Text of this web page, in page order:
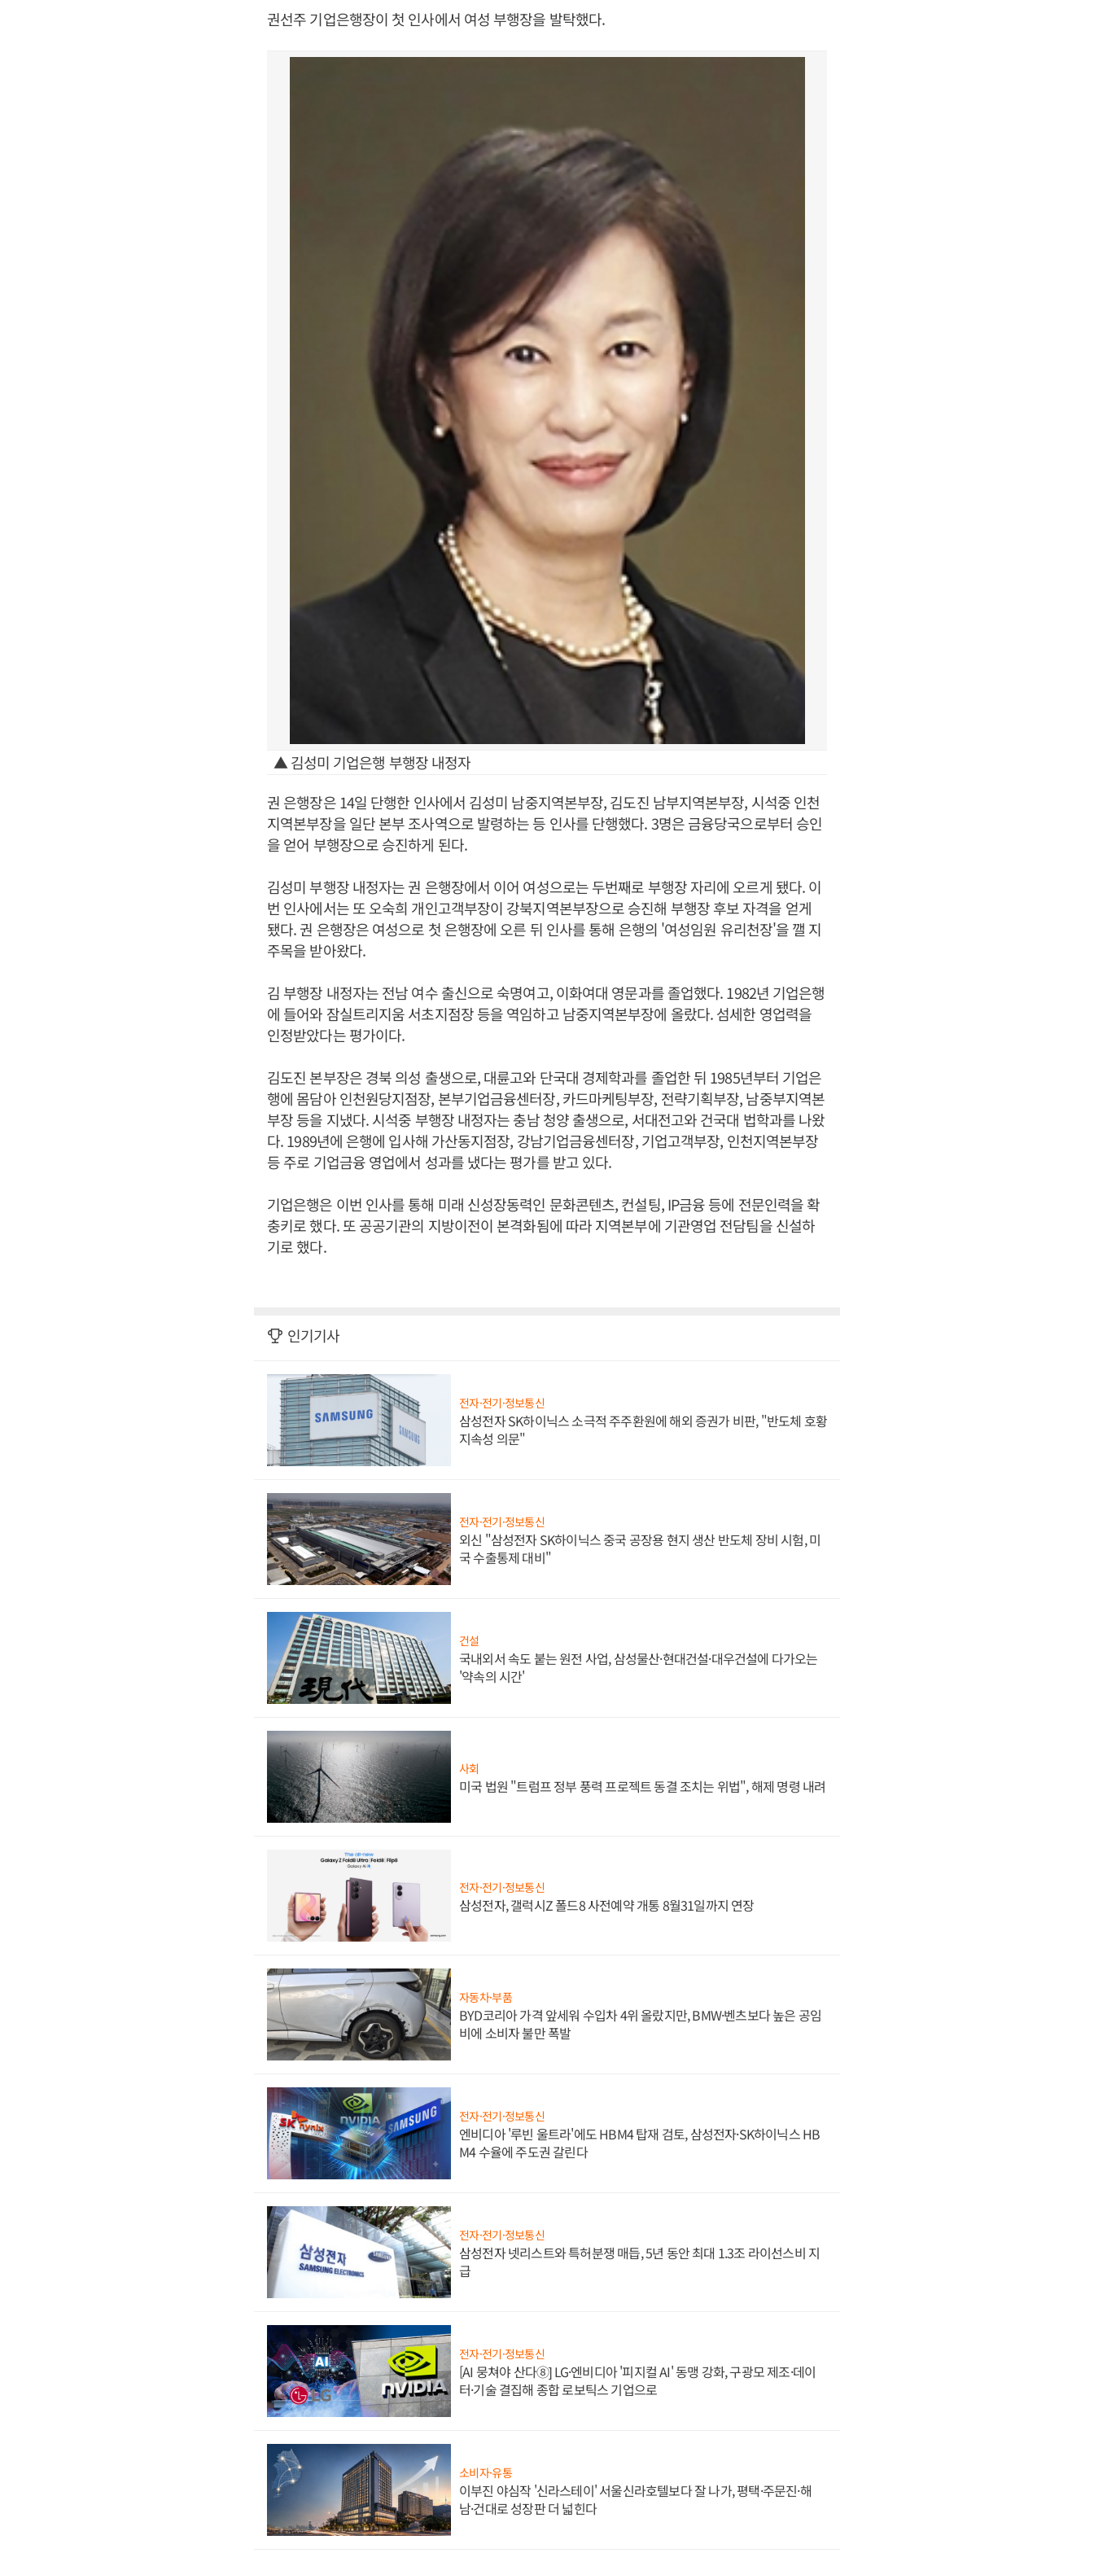
권선주 기업은행장이 첫 인사에서 여성 부행장을 발탁했다.
▲ 김성미 기업은행 부행장 내정자
권 은행장은 14일 단행한 인사에서 김성미 남중지역본부장, 김도진 남부지역본부장, 시석중 인천
지역본부장을 일단 본부 조사역으로 발령하는 등 인사를 단행했다. 3명은 금융당국으로부터 승인
을 얻어 부행장으로 승진하게 된다.
김성미 부행장 내정자는 권 은행장에서 이어 여성으로는 두번째로 부행장 자리에 오르게 됐다. 이
번 인사에서는 또 오숙희 개인고객부장이 강북지역본부장으로 승진해 부행장 후보 자격을 얻게
됐다. 권 은행장은 여성으로 첫 은행장에 오른 뒤 인사를 통해 은행의 '여성임원 유리천장'을 깰 지
주목을 받아왔다.
김 부행장 내정자는 전남 여수 출신으로 숙명여고, 이화여대 영문과를 졸업했다. 1982년 기업은행
에 들어와 잠실트리지움 서초지점장 등을 역임하고 남중지역본부장에 올랐다. 섬세한 영업력을
인정받았다는 평가이다.
김도진 본부장은 경북 의성 출생으로, 대륜고와 단국대 경제학과를 졸업한 뒤 1985년부터 기업은
행에 몸담아 인천원당지점장, 본부기업금융센터장, 카드마케팅부장, 전략기획부장, 남중부지역본
부장 등을 지냈다. 시석중 부행장 내정자는 충남 청양 출생으로, 서대전고와 건국대 법학과를 나왔
다. 1989년에 은행에 입사해 가산동지점장, 강남기업금융센터장, 기업고객부장, 인천지역본부장
등 주로 기업금융 영업에서 성과를 냈다는 평가를 받고 있다.
기업은행은 이번 인사를 통해 미래 신성장동력인 문화콘텐츠, 컨설팅, IP금융 등에 전문인력을 확
충키로 했다. 또 공공기관의 지방이전이 본격화됨에 따라 지역본부에 기관영업 전담팀을 신설하
기로 했다.
인기기사
전자·전기·정보통신
삼성전자 SK하이닉스 소극적 주주환원에 해외 증권가 비판, "반도체 호황
지속성 의문"
전자·전기·정보통신
외신 "삼성전자 SK하이닉스 중국 공장용 현지 생산 반도체 장비 시험, 미
국 수출통제 대비"
건설
국내외서 속도 붙는 원전 사업, 삼성물산·현대건설·대우건설에 다가오는
'약속의 시간'
사회
미국 법원 "트럼프 정부 풍력 프로젝트 동결 조치는 위법", 해제 명령 내려
전자·전기·정보통신
삼성전자, 갤럭시Z 폴드8 사전예약 개통 8월31일까지 연장
자동차·부품
BYD코리아 가격 앞세워 수입차 4위 올랐지만, BMW·벤츠보다 높은 공임
비에 소비자 불만 폭발
전자·전기·정보통신
엔비디아 '루빈 울트라'에도 HBM4 탑재 검토, 삼성전자·SK하이닉스 HB
M4 수율에 주도권 갈린다
전자·전기·정보통신
삼성전자 넷리스트와 특허분쟁 매듭, 5년 동안 최대 1.3조 라이선스비 지
급
전자·전기·정보통신
[AI 뭉쳐야 산다⑧] LG·엔비디아 '피지컬 AI' 동맹 강화, 구광모 제조·데이
터·기술 결집해 종합 로보틱스 기업으로
소비자·유통
이부진 야심작 '신라스테이' 서울신라호텔보다 잘 나가, 평택·주문진·해
남·건대로 성장판 더 넓힌다